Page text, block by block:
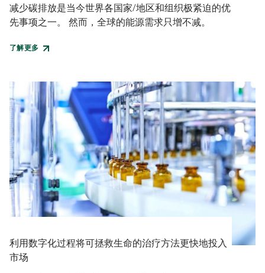
减少碳排放是当今世界各国家/地区和组织极紧迫的优
先事项之一。 然而，全球的能源需求只增不减。
了解更多
利用数字化过程将可拯救生命的治疗方法更快地投入
市场